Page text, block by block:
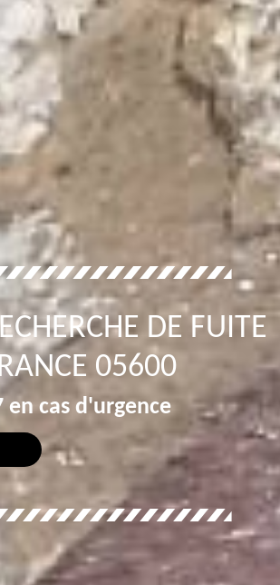
DE FUITE
05600
cas d'urgence